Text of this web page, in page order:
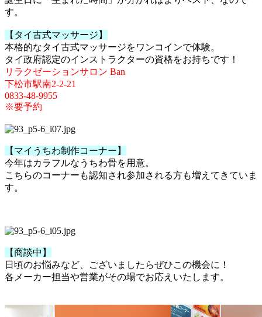
す。
【タイ古式マッサージ】
本格的なタイ古式マッサージをワンコインで体験。
タイ政府認定のインストラクターの資格をお持ちです！
リラクゼーションサロン Ban
下松市駅南2-2-21
0833-48-9955
※要予約
【マイうちわ制作コーナー】
今年はカラフルなうちわ骨を用意。
こちらのコーナーも認知され参加される方も増えてきていま
す。
【商談中】
日頃のお悩みなど、ございましたらぜひこの機会に！
各メーカー担当や営業がその場でお応えいたします。